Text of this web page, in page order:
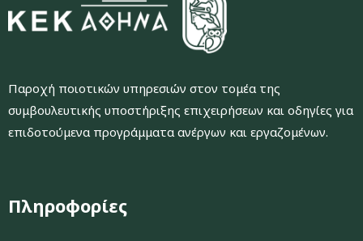
Παροχή ποιοτικών υπηρεσιών στον τομέα της
συμβουλευτικής υποστήριξης επιχειρήσεων και οδηγίες για
επιδοτούμενα προγράμματα ανέργων και εργαζομένων.
Πληροφορίες